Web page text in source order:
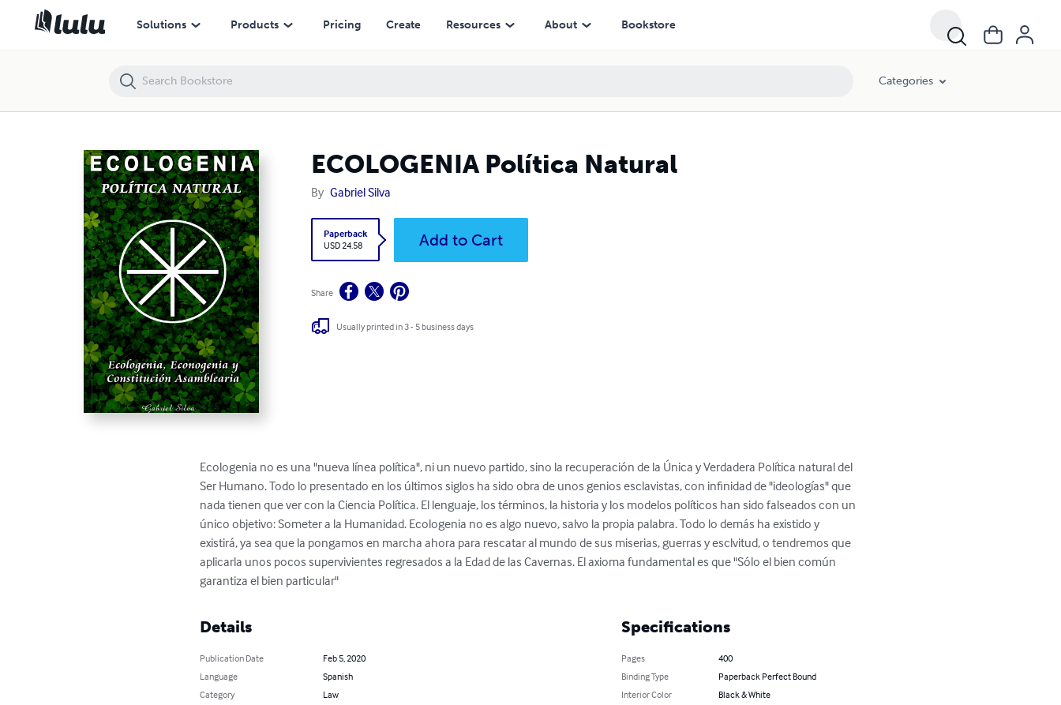
Solutions Products Pricing Create Resources About Bookstore
Categories
ECOLOGENIA Política Natural
By Gabriel Silva
Paperback
USD 24.58
Add to Cart
Share
Usually printed in 3 - 5 business days
Ecologenia no es una "nueva línea política", ni un nuevo partido, sino la recuperación de la Única y Verdadera Política natural del
Ser Humano. Todo lo presentado en los últimos siglos ha sido obra de unos genios esclavistas, con infinidad de "ideologías" que
nada tienen que ver con la Ciencia Política. El lenguaje, los términos, la historia y los modelos políticos han sido falseados con un
único objetivo: Someter a la Humanidad. Ecologenia no es algo nuevo, salvo la propia palabra. Todo lo demás ha existido y
existirá, ya sea que la pongamos en marcha ahora para rescatar al mundo de sus miserias, guerras y esclvitud, o tendremos que
aplicarla unos pocos supervivientes regresados a la Edad de las Cavernas. El axioma fundamental es que "Sólo el bien común
garantiza el bien particular"
Details
Publication Date
Feb 5, 2020
Language
Spanish
Category
Law
Specifications
Pages
400
Binding Type
Paperback Perfect Bound
Interior Color
Black & White
ECOLOGENIA Política Natural